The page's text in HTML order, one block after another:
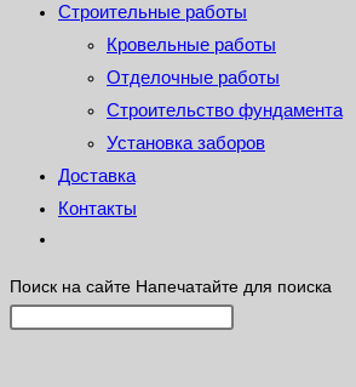
Строительные работы
Кровельные работы
Отделочные работы
Строительство фундамента
Установка заборов
Доставка
Контакты
Поиск на сайте Напечатайте для поиска